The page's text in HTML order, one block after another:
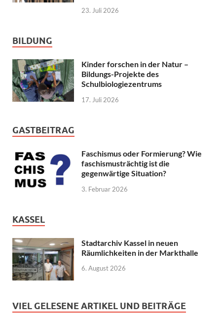
23. Juli 2026
BILDUNG
Kinder forschen in der Natur –
Bildungs-Projekte des
Schulbiologiezentrums
17. Juli 2026
GASTBEITRAG
Faschismus oder Formierung? Wie
faschismusträchtig ist die
gegenwärtige Situation?
3. Februar 2026
KASSEL
Stadtarchiv Kassel in neuen
Räumlichkeiten in der Markthalle
6. August 2026
VIEL GELESENE ARTIKEL UND BEITRÄGE